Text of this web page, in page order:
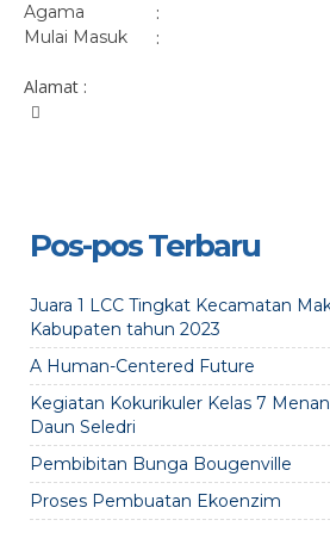
Agama :
Mulai Masuk :
Alamat :
Pos-pos Terbaru
Juara 1 LCC Tingkat Kecamatan
Kabupaten tahun 2023
A Human-Centered Future
Kegiatan Kokurikuler Kelas 7
Daun Seledri
Pembibitan Bunga Bougenville
Proses Pembuatan Ekoenzim